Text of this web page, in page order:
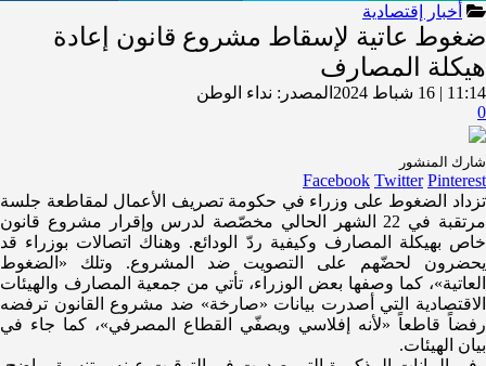
أخبار إقتصادية
ضغوط عاتية لإسقاط مشروع قانون إعادة
هيكلة المصارف
11:14 | 16 شباط 2024 المصدر: نداء الوطن
0
شارك المنشور
Facebook Twitter Pinterest
تزداد الضغوط على وزراء في حكومة تصريف الأعمال لمقاطعة جلسة
مرتقبة في 22 الشهر الحالي مخصّصة لدرس وإقرار مشروع قانون
خاص بهيكلة المصارف وكيفية ردّ الودائع. وهناك اتصالات بوزراء قد
يحضرون لحضّهم على التصويت ضد المشروع. وتلك «الضغوط
العاتية»، كما وصفها بعض الوزراء، تأتي من جمعية المصارف والهيئات
الاقتصادية التي أصدرت بيانات «صارخة» ضد مشروع القانون ترفضه
رفضاً قاطعاً «لأنه إفلاسي ويصفّي القطاع المصرفي»، كما جاء في
بيان الهيئات.